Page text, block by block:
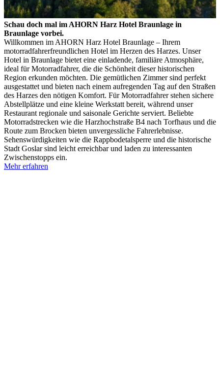
Schau doch mal im AHORN Harz Hotel Braunlage in
Braunlage vorbei.
Willkommen im AHORN Harz Hotel Braunlage – Ihrem
motorradfahrerfreundlichen Hotel im Herzen des Harzes. Unser
Hotel in Braunlage bietet eine einladende, familiäre Atmosphäre,
ideal für Motorradfahrer, die die Schönheit dieser historischen
Region erkunden möchten. Die gemütlichen Zimmer sind perfekt
ausgestattet und bieten nach einem aufregenden Tag auf den Straßen
des Harzes den nötigen Komfort. Für Motorradfahrer stehen sichere
Abstellplätze und eine kleine Werkstatt bereit, während unser
Restaurant regionale und saisonale Gerichte serviert. Beliebte
Motorradstrecken wie die Harzhochstraße B4 nach Torfhaus und die
Route zum Brocken bieten unvergessliche Fahrerlebnisse.
Sehenswürdigkeiten wie die Rappbodetalsperre und die historische
Stadt Goslar sind leicht erreichbar und laden zu interessanten
Zwischenstopps ein.
Mehr erfahren